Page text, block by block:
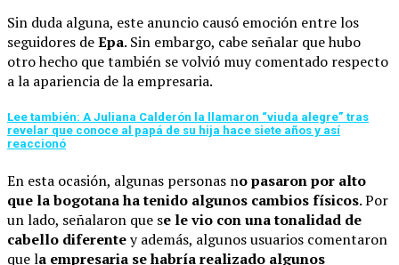
Sin duda alguna, este anuncio causó emoción entre los
seguidores deEpa. Sin embargo, cabe señalar que hubo
otro hecho que también se volvió muy comentado respecto
a la apariencia de la empresaria.
Lee también: A Juliana Calderón la llamaron “viuda alegre” tras
revelar que conoce al papá de su hija hace siete años y así
reaccionó
En esta ocasión, algunas personas no pasaron por alto
que la bogotana ha tenido algunos cambios físicos. Por
un lado, señalaron que se le vio con una tonalidad de
cabello diferentey además, algunos usuarios comentaron
que la empresaria se habría realizado algunos